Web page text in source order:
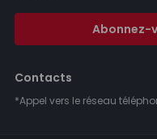
Abonnez-
Contacts
*Appel vers le réseau